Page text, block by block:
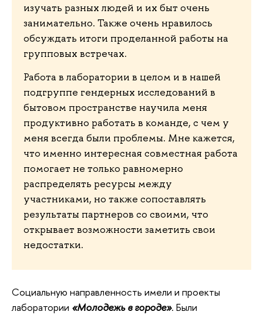
изучать разных людей и их быт очень
занимательно. Также очень нравилось
обсуждать итоги проделанной работы на
групповых встречах.
Работа в лаборатории в целом и в нашей
подгруппе гендерных исследований в
бытовом пространстве научила меня
продуктивно работать в команде, с чем у
меня всегда были проблемы. Мне кажется,
что именно интересная совместная работа
помогает не только равномерно
распределять ресурсы между
участниками, но также сопоставлять
результаты партнеров со своими, что
открывает возможности заметить свои
недостатки.
Социальную направленность имели и проекты
лаборатории «Молодежь в городе». Были